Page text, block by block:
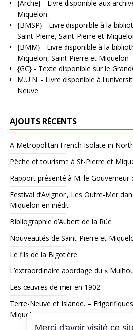
{Arche} - Livre disponible aux
Miquelon
{BMSP} - Livre disponible à la
Saint-Pierre, Saint-Pierre et
{BMM} - Livre disponible à la
Miquelon, Saint-Pierre et Miquelon
{GC} - Texte disponible sur le
M.U.N. - Livre disponible à
Neuve.
AJOUTS RÉCENTS
A Metropolitan French Isolate in
Pêche et tourisme à St-Pierre et
Rapport présenté à M. le Gouverneur
Festival d’Avignon, Les Outre-Mer
Miquelon en inédit
Bibliographie d’Aubert de la Rüe
Nouveautés de Saint-Pierre et
Le fils de la Bigotière
L’extraordinaire abordage du «
Les œuvres de mer en 1902
Terre-Neuve et Islande. –
Miquelon
Merci d'avoir visité ce